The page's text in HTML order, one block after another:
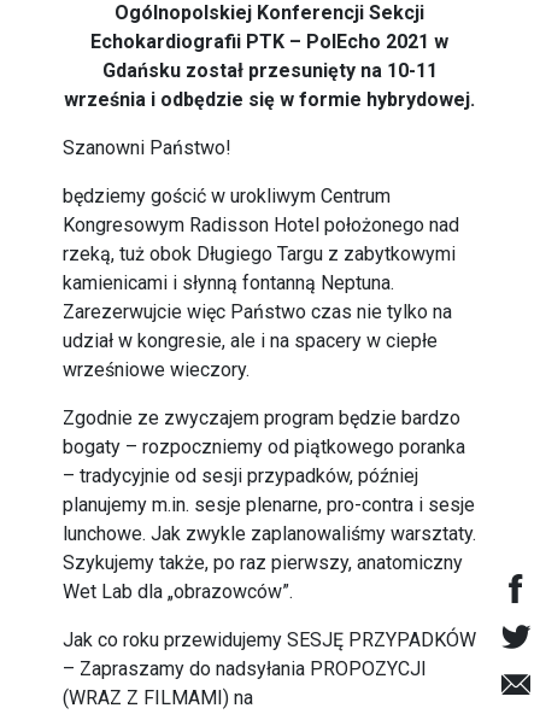
Ogólnopolskiej Konferencji Sekcji
Echokardiografii PTK – PolEcho 2021 w
Gdańsku został przesunięty na 10-11
września i odbędzie się w formie hybrydowej.
Szanowni Państwo!
będziemy gościć w urokliwym Centrum
Kongresowym Radisson Hotel położonego nad
rzeką, tuż obok Długiego Targu z zabytkowymi
kamienicami i słynną fontanną Neptuna.
Zarezerwujcie więc Państwo czas nie tylko na
udział w kongresie, ale i na spacery w ciepłe
wrześniowe wieczory.
Zgodnie ze zwyczajem program będzie bardzo
bogaty – rozpoczniemy od piątkowego poranka
– tradycyjnie od sesji przypadków, później
planujemy m.in. sesje plenarne, pro-contra i sesje
lunchowe. Jak zwykle zaplanowaliśmy warsztaty.
Szykujemy także, po raz pierwszy, anatomiczny
Wet Lab dla „obrazowców”.
Jak co roku przewidujemy SESJĘ PRZYPADKÓW
– Zapraszamy do nadsyłania PROPOZYCJI
(WRAZ Z FILMAMI) na